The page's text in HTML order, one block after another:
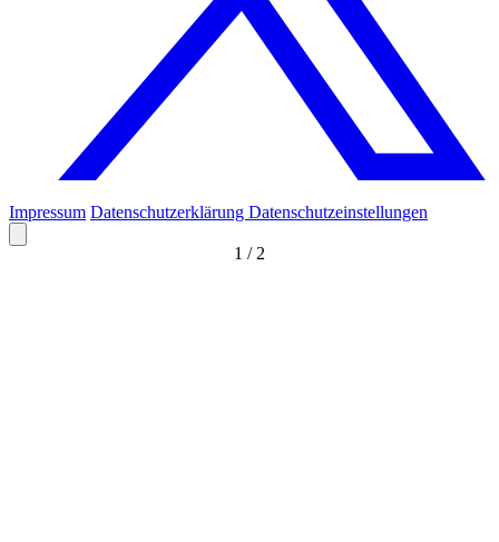
1 / 2
Impressum Datenschutzerklärung Datenschutzeinstellungen